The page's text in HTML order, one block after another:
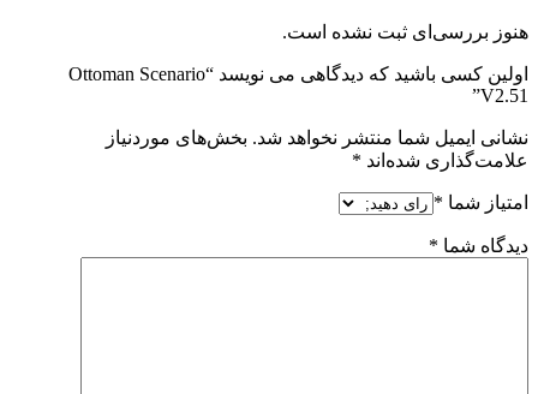
هنوز بررسی‌ای ثبت نشده است.
اولین کسی باشید که دیدگاهی می نویسد “Ottoman Scenario
V2.51”
نشانی ایمیل شما منتشر نخواهد شد. بخش‌های موردنیاز
علامت‌گذاری شده‌اند *
امتیاز شما *
دیدگاه شما *